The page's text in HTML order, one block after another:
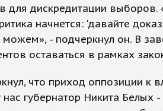
для дискредитации выборов.
начнется: 'давайте
можем», - подчеркнул он. В
оставаться в рамках
что приход оппозиции к
губернатор Никита Белых